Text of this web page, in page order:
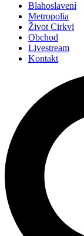
Blahoslavení
Metropolia
Život Cirkvi
Obchod
Livestream
Kontakt